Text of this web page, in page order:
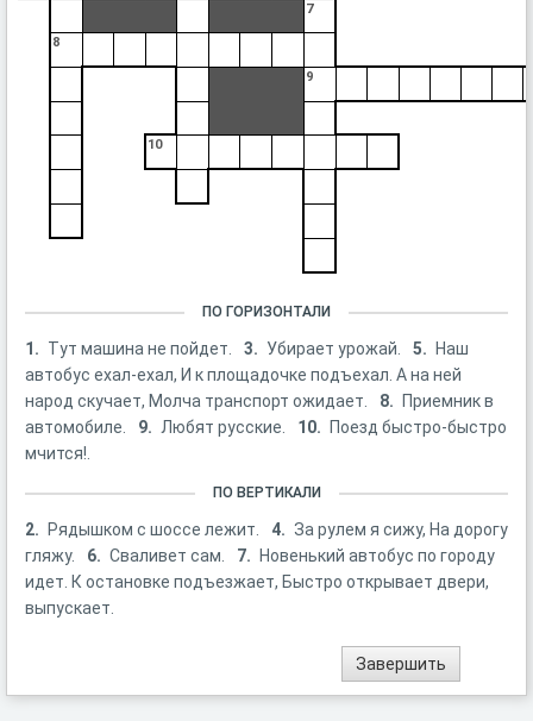
7
8
9
10
ПО ГОРИЗОНТАЛИ
1. Тут машина не пойдет. 3. Убирает урожай. 5.
Наш
автобус ехал-ехал, И к площадочке подъехал. А на ней
народ скучает, Молча транспорт ожидает.
8.
Приемник в
автомобиле.
9. Любят русские. 10.
Поезд быстро-быстро
мчится!.
ПО ВЕРТИКАЛИ
2. Рядышком с шоссе лежит. 4. За рулем я сижу, На дорогу
гляжу.
6. Сваливет сам. 7.
Новенький автобус по городу
идет. К остановке подъезжает, Быстро открывает двери,
выпускает.